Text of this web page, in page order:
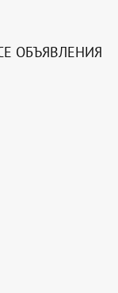
ОБЪЯВЛЕНИЯ